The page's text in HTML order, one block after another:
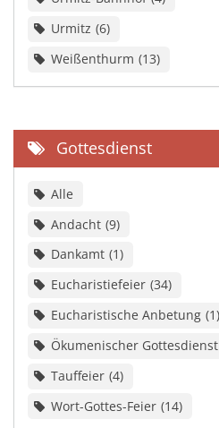
Urmitz 6
Weißenthurm 13
Gottesdienst
Alle
Andacht 9
Dankamt 1
Eucharistiefeier 34
Eucharistische Anbetung 1
Ökumenischer Gottesdienst
Tauffeier 4
Wort-Gottes-Feier 14